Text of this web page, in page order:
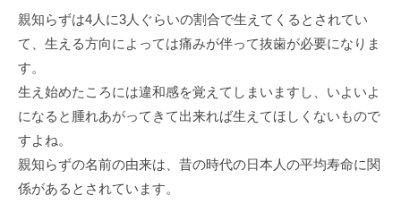
親知らずは4人に3人ぐらいの割合で生えてくるとされてい
て、生える方向によっては痛みが伴って抜歯が必要になりま
す。
生え始めたころには違和感を覚えてしまいますし、いよいよ
になると腫れあがってきて出来れば生えてほしくないもので
すよね。
親知らずの名前の由来は、昔の時代の日本人の平均寿命に関
係があるとされています。